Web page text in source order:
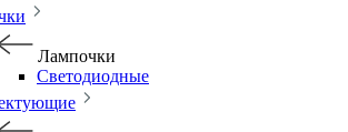
Лампочки
Светодиодные